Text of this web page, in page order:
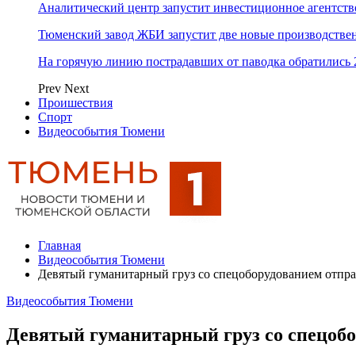
Аналитический центр запустит инвестиционное
Тюменский завод ЖБИ запустит две новые
На горячую линию пострадавших от паводка
Prev Next
Проишествия
Спорт
Видеособытия Тюмени
Главная
Видеособытия Тюмени
Девятый гуманитарный груз со спецоборудованием
Видеособытия Тюмени
Девятый гуманитарный груз со